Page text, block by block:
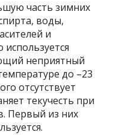
часть зимних
воды,
и
неприятный
до –23
отсутствует
текучесть при
Первый из них